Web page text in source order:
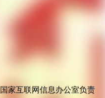
家互联网信息办公室负责